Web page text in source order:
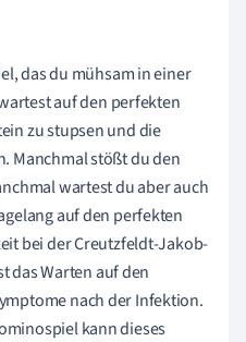
das du mühsam in einer
auf den perfekten
zu stupsen und die
Manchmal stößt du den
wartest du aber auch
auf den perfekten
bei der Creutzfeldt-Jakob-
das Warten auf den
nach der Infektion.
kann dieses